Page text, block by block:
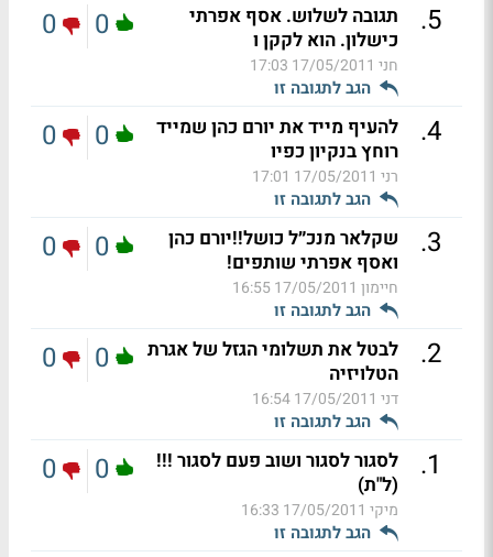
5
.
תגובה לשלוש. אסף אפרתי
כישלון. הוא לקקן ו
חני 17/05/2011 17:03
הגב לתגובה זו
0
0
4
.
להעיף מייד את יורם כהן שמייד
רוחץ בנקיון כפיו
רני 17/05/2011 17:01
הגב לתגובה זו
0
0
3
.
שקלאר מנכ״ל כושל!!יורם כהן
ואסף אפרתי שותפים!
חיימון 17/05/2011 16:55
הגב לתגובה זו
0
0
2
.
לבטל את תשלומי הגזל של אגרת
הטלויזיה
דני 17/05/2011 16:54
הגב לתגובה זו
0
0
1
.
לסגור לסגור ושוב פעם לסגור !!!
(ל"ת)
מיקי 17/05/2011 16:33
הגב לתגובה זו
0
0